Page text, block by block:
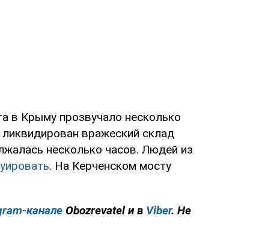
в Крыму прозвучало несколько
вражеский склад
несколько часов. Людей из
. На Керченском мосту
канале Obozrevatel и в Viber. Не